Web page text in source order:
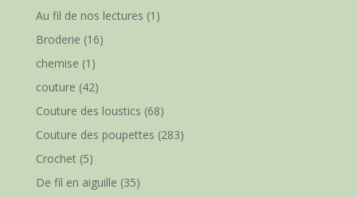
Au fil de nos lectures (1)
Broderie (16)
chemise (1)
couture (42)
Couture des loustics (68)
Couture des poupettes (283)
Crochet(5)
De fil en aiguille (35)